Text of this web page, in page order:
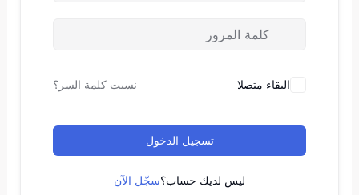
البقاء متصلا نسيت كلمة السر؟
تسجيل الدخول
ليس لديك حساب؟سجّل الآن